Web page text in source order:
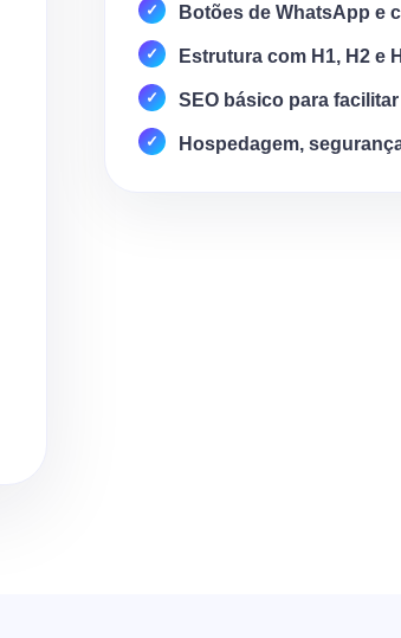
Botões de WhatsApp e
Estrutura com H1, H2 e
SEO básico para
Hospedagem,